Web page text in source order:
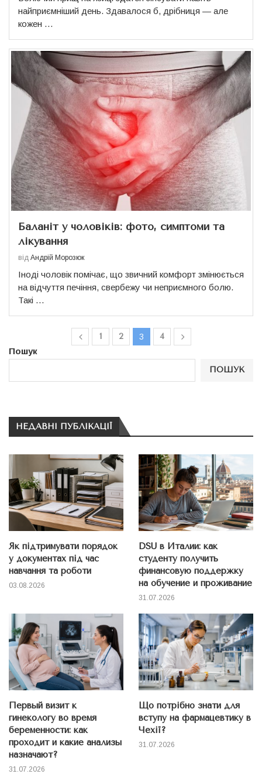
найприємніший день. Здавалося б, дрібниця — але
кожен …
Баланіт у чоловіків: фото, симптоми та
лікування
від Андрій Морозюк
Іноді чоловік помічає, що звичний комфорт змінюється
на відчуття печіння, свербежу чи неприємного болю.
Такі …
1 2 3
4
Пошук
ПОШУК
НЕДАВНІ ПУБЛІКАЦІЇ
Як підтримувати порядок
у документах під час
навчання та роботи
03.08.2026
DSU в Италии: как
студенту получить
финансовую поддержку
на обучение и проживание
31.07.2026
Первый визит к
гинекологу во время
беременности: как
проходит и какие анализы
назначают?
31.07.2026
Що потрібно знати для
вступу на фармацевтику в
Чехії?
31.07.2026